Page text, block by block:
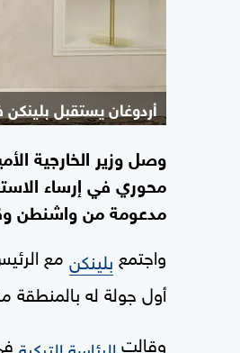
أردوغان يستقبل
وصل وزير الخارجية
محوري في إرساء
مدعومة من واشنطن
واجتمع بلينكن مع
أول جولة له بالمنطقة
وقالت